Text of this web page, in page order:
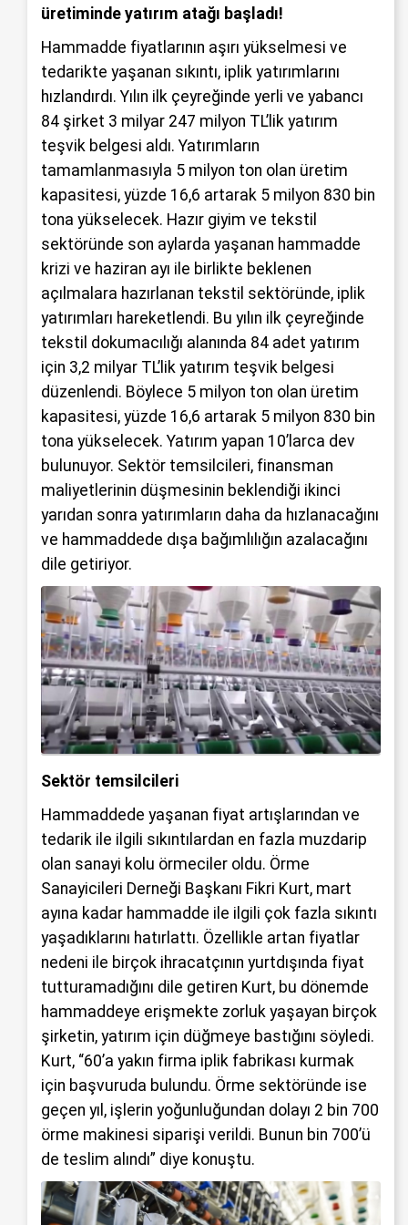
üretiminde yatırım atağı başladı!
Hammadde fiyatlarının aşırı yükselmesi ve
tedarikte yaşanan sıkıntı, iplik yatırımlarını
hızlandırdı. Yılın ilk çeyreğinde yerli ve yabancı
84 şirket 3 milyar 247 milyon TL’lik yatırım
teşvik belgesi aldı. Yatırımların
tamamlanmasıyla 5 milyon ton olan üretim
kapasitesi, yüzde 16,6 artarak 5 milyon 830 bin
tona yükselecek. Hazır giyim ve tekstil
sektöründe son aylarda yaşanan hammadde
krizi ve haziran ayı ile birlikte beklenen
açılmalara hazırlanan tekstil sektöründe, iplik
yatırımları hareketlendi. Bu yılın ilk çeyreğinde
tekstil dokumacılığı alanında 84 adet yatırım
için 3,2 milyar TL’lik yatırım teşvik belgesi
düzenlendi. Böylece 5 milyon ton olan üretim
kapasitesi, yüzde 16,6 artarak 5 milyon 830 bin
tona yükselecek. Yatırım yapan 10’larca dev
bulunuyor. Sektör temsilcileri, finansman
maliyetlerinin düşmesinin beklendiği ikinci
yarıdan sonra yatırımların daha da hızlanacağını
ve hammaddede dışa bağımlılığın azalacağını
dile getiriyor.
Sektör temsilcileri
Hammaddede yaşanan fiyat artışlarından ve
tedarik ile ilgili sıkıntılardan en fazla muzdarip
olan sanayi kolu örmeciler oldu. Örme
Sanayicileri Derneği Başkanı Fikri Kurt, mart
ayına kadar hammadde ile ilgili çok fazla sıkıntı
yaşadıklarını hatırlattı. Özellikle artan fiyatlar
nedeni ile birçok ihracatçının yurtdışında fiyat
tutturamadığını dile getiren Kurt, bu dönemde
hammaddeye erişmekte zorluk yaşayan birçok
şirketin, yatırım için düğmeye bastığını söyledi.
Kurt, “60’a yakın firma iplik fabrikası kurmak
için başvuruda bulundu. Örme sektöründe ise
geçen yıl, işlerin yoğunluğundan dolayı 2 bin 700
örme makinesi siparişi verildi. Bunun bin 700’ü
de teslim alındı” diye konuştu.